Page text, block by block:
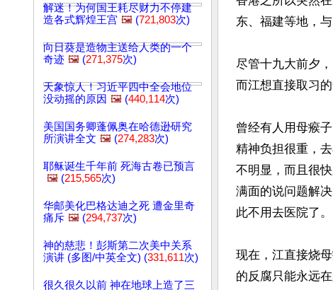
解迷！为何国王耗尽财力不停建
造各式辉煌王宫 🖼️ (721,803次)
向日葵是造物主送给人类的一个
奇迹 🖼️ (271,375次)
天象惊人！习近平四中全会地位
没动摇的原因 🖼️ (440,114次)
美国国务卿蓬佩奥在哈德逊研究
所演讲全文 🖼️ (274,283次)
耶稣诞生千年前 死海古卷已预言
🖼️ (215,565次)
华邮美化巴格达迪之死 遭金里奇
痛斥 🖼️ (294,737次)
神的慈悲！彭斯第二次美中关系
演讲 (多图/中英全文) (331,611次)
很久很久以前 神在地球上造了三
东、福建等地，与
尽管十九大前夕
而江想直接取习
曾经有人用母瘊
精神负担很重，
不明显，而且很
满面的说问题解
此不用去医院了。
现在，江直接烧
的反腐只能永远